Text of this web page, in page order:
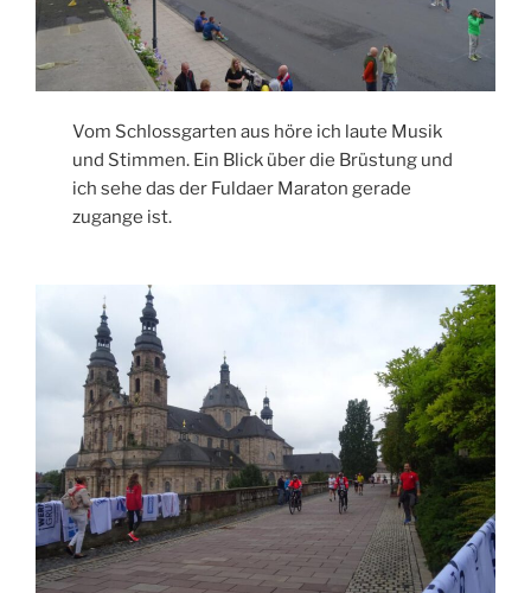
Vom Schlossgarten aus höre ich laute Musik
und Stimmen. Ein Blick über die Brüstung und
ich sehe das der Fuldaer Maraton gerade
zugange ist.